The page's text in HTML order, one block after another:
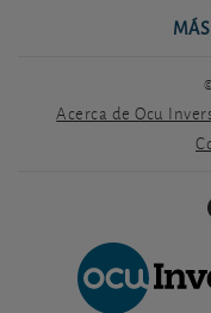
Acerca de Ocu